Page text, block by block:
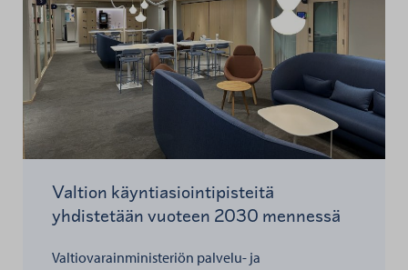
Valtion käyntiasiointipisteitä
yhdistetään vuoteen 2030 mennessä
Valtiovarainministeriön palvelu- ja